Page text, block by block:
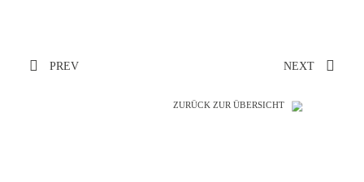
PREV NEXT
ZURÜCK ZUR ÜBERSICHT